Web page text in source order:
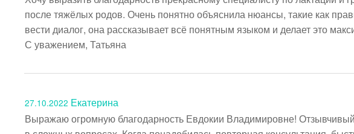
после тяжёлых родов. Очень понятно объяснила нюансы, такие как
вести диалог, она рассказывает всё понятным языком и делает это
С уважением, Татьяна
27.10.2022 Екатерина
Выражаю огромную благодарность Евдокии Владимировне!